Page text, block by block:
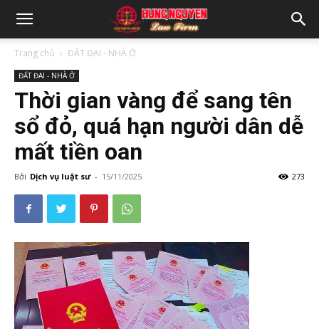
Trang chủ ĐẤT ĐAI - NHÀ Ở
ĐẤT ĐAI - NHÀ Ở
Thời gian vàng để sang tên
sổ đỏ, quá hạn người dân dễ
mất tiền oan
Bởi Dịch vụ luật sư - 15/11/2025 273